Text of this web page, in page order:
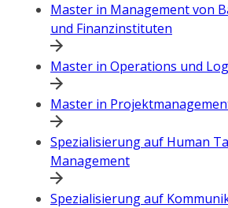
Master in Management von
und Finanzinstituten
Master in Operations und
Master in
Spezialisierung auf Human
Management
Spezialisierung auf